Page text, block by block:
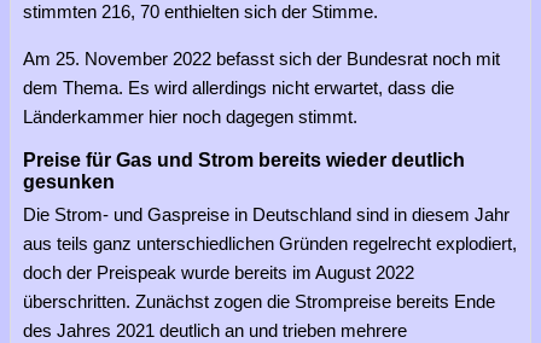
stimmten 216, 70 enthielten sich der Stimme.
Am 25. November 2022 befasst sich der Bundesrat noch mit
dem Thema. Es wird allerdings nicht erwartet, dass die
Länderkammer hier noch dagegen stimmt.
Preise für Gas und Strom bereits wieder deutlich
gesunken
Die Strom- und Gaspreise in Deutschland sind in diesem Jahr
aus teils ganz unterschiedlichen Gründen regelrecht explodiert,
doch der Preispeak wurde bereits im August 2022
überschritten. Zunächst zogen die Strompreise bereits Ende
des Jahres 2021 deutlich an und trieben mehrere